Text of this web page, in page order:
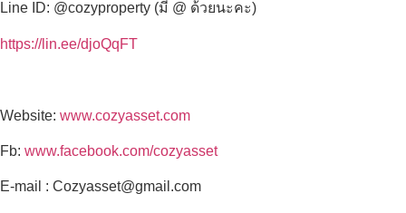
Line ID: @cozyproperty (มี @ ด้วยนะคะ)
https://lin.ee/djoQqFT
Website: www.cozyasset.com
Fb: www.facebook.com/cozyasset
E-mail : Cozyasset@gmail.com